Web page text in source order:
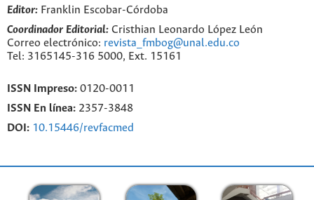
Editor: Franklin Escobar-Córdoba
Coordinador Editorial: Cristhian Leonardo López León
Correo electrónico: revista_fmbog@unal.edu.co
Tel: 3165145-316 5000, Ext. 15161
ISSN Impreso: 0120-0011
ISSN En línea: 2357-3848
DOI: 10.15446/revfacmed